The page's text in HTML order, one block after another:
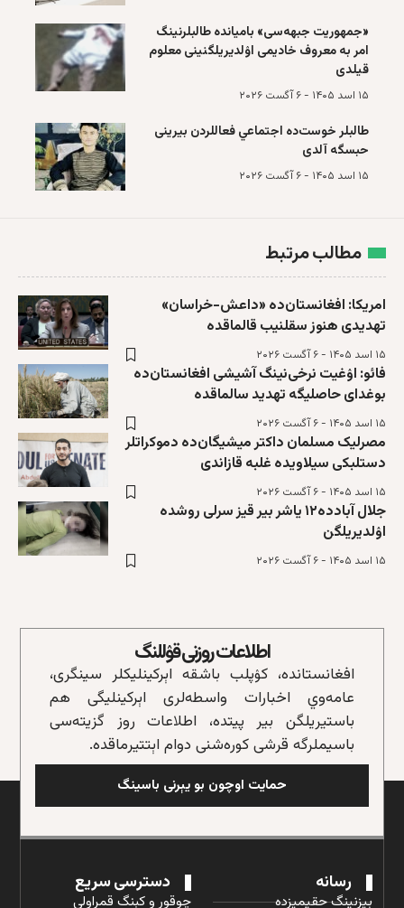
«جمهوریت جبهه‌سی» باميانده طالبلرنینگ
امر به معروف خادیمی اۉلدیریلگنینی معلوم
قیلدی
۱۵ اسد ۱۴۰۵ - ۶ آگست ۲۰۲۶
طالبلر خوست‌ده اجتماعي فعاللردن بیرینی
حبسگه آلدی
۱۵ اسد ۱۴۰۵ - ۶ آگست ۲۰۲۶
مطالب مرتبط
امریکا: افغانستان‌ده «داعش-خراسان»
تهدیدی هنوز سقلنیب قالماقده
۱۵ اسد ۱۴۰۵ - ۶ آگست ۲۰۲۶
فائو: اۉغیت نرخی‌نینگ آشیشی افغانستان‌ده
بوغدای حاصلیگه تهدید سالماقده
۱۵ اسد ۱۴۰۵ - ۶ آگست ۲۰۲۶
مصرلیک مسلمان داکتر میشیگان‌ده دموکرا‌تلر
دستلبکی سیلاویده غلبه‌ قازاندی
۱۵ اسد ۱۴۰۵ - ۶ آگست ۲۰۲۶
جلال آبادده۱۲ یاشر بیر قیز سرلی روشده
اۉلدیریلگن
۱۵ اسد ۱۴۰۵ - ۶ آگست ۲۰۲۶
اطلاعات روزنی قۉللنگ
افغانستانده، کۉپلب باشقه‌ اېرکینلیکلر سینگری،
عامه‌وي اخبارات واسطه‌لری اېرکینلیگی هم
باستیریلگن بیر پیتده، اطلاعات روز گزیته‌سی
باسیملرگه قرشی کوره‌شنی دوام اېتتیرماقده.
حمایت اوچون بو یېرنی باسینگ
رسانه
بیزنینگ حقیمیزده
دسترسی سریع
چوقور و کېنگ قمراولی